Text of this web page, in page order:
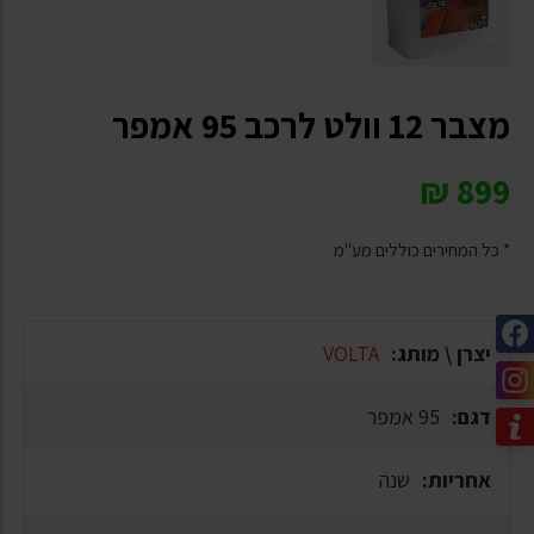
מצבר 12 וולט לרכב 95 אמפר
899
₪
* כל המחירים כוללים מע"מ
יצרן \ מותג: VOLTA
דגם: 95 אמפר
אחריות: שנה